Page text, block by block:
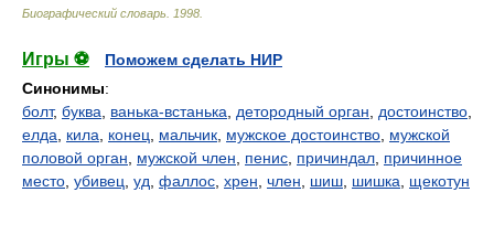
Биографический словарь 1998
Игры ⚽
Поможем сделать НИР
Синонимы:
болт, буква ванька-встанька детородный орган достоинство
елда
кила конец мальчик мужское достоинство мужской
половой орган
мужской член пенис причиндал причинное
место убивец уд фаллос хрен член шиш шишка щекотун